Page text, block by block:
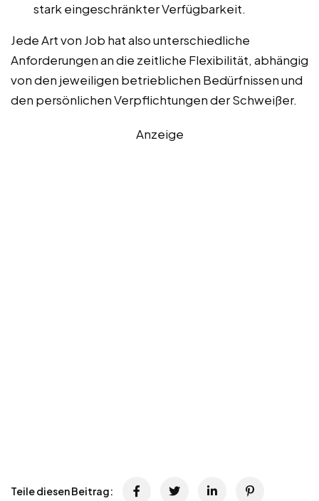
stark eingeschränkter Verfügbarkeit.
Jede Art von Job hat also unterschiedliche
Anforderungen an die zeitliche Flexibilität, abhängig
von den jeweiligen betrieblichen Bedürfnissen und
den persönlichen Verpflichtungen der Schweißer.
Anzeige
Teile diesen Beitrag: